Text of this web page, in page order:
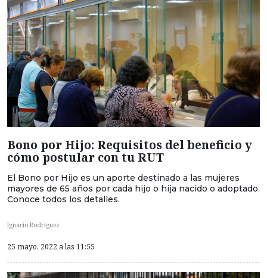
Bono por Hijo: Requisitos del beneficio y
cómo postular con tu RUT
El Bono por Hijo es un aporte destinado a las mujeres
mayores de 65 años por cada hijo o hija nacido o adoptado.
Conoce todos los detalles.
Ignacio Rodríguez
25 mayo, 2022 a las 11:55